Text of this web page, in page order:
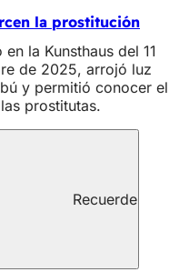
la prostitución
la Kunsthaus del 11
de 2025, arrojó luz
y permitió conocer el
prostitutas.
Recuerde